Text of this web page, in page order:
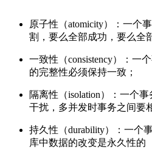
原子性（atomicity）：一个
割，要么全部成功，要么全
一致性（consistency）：一
的完整性必须保持一致；
隔离性（isolation）：一个
干扰，多并发时事务之间要
持久性（durability）：一个
库中数据的改变是永久性的